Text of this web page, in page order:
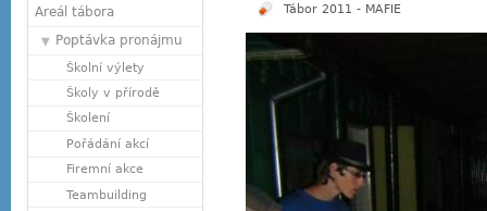
Areál tábora
Poptávka pronájmu
Školní výlety
Školy v přírodě
Školení
Pořádání akcí
Firemní akce
Teambuilding
Tábor 2011 - MAFIE